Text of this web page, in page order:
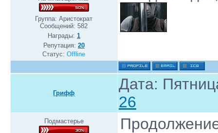
Группа: Аристократ
Сообщений:582
Награды: 1
Репутация: 20
Статус:Offline
Грифф
Дата:
26
Подмастерье